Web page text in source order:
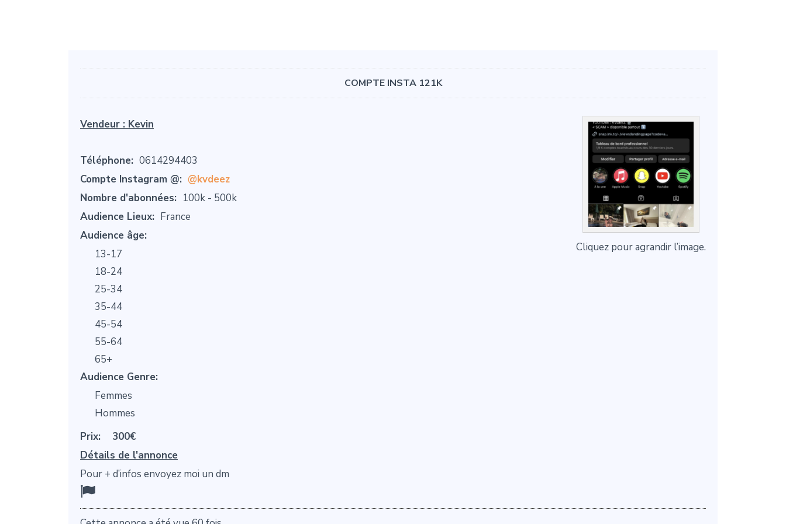
COMPTE INSTA 121K
Cliquez pour agrandir l’image.
Vendeur : Kevin
Téléphone: 0614294403
Compte Instagram @: @kvdeez
Nombre d'abonnées: 100k - 500k
Audience Lieux: France
Audience âge:
13-17
18-24
25-34
35-44
45-54
55-64
65+
Audience Genre:
Femmes
Hommes
Prix:
300€
Détails de l'annonce
Pour + d’infos envoyez moi un dm